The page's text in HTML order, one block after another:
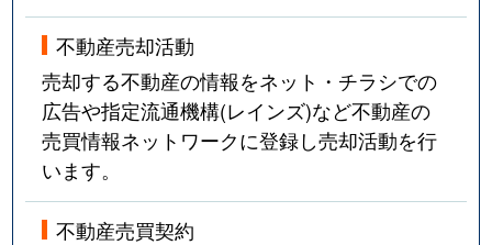
不動産売却活動
売却する不動産の情報をネット・チラシでの
広告や指定流通機構(レインズ)など不動産の
売買情報ネットワークに登録し売却活動を行
います。
不動産売買契約